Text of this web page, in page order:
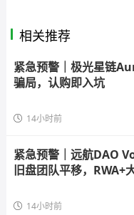
相关推荐
紧急预警｜极光星链
骗局，认购即入坑
14小时前
紧急预警｜远航DAO
旧盘团队平移，RWA+
14小时前